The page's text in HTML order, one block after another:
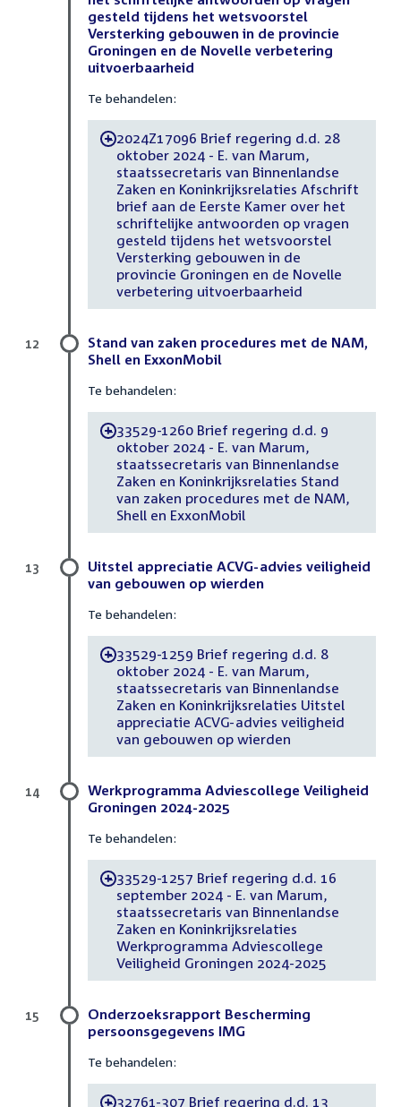
gesteld tijdens het wetsvoorstel
Versterking gebouwen in de provincie
Groningen en de Novelle verbetering
uitvoerbaarheid
Te behandelen:
-2024Z17096 Brief regering d.d. 28
oktober 2024 - E. van Marum,
staatssecretaris van Binnenlandse
Zaken en Koninkrijksrelaties Afschrift
brief aan de Eerste Kamer over het
schriftelijke antwoorden op vragen
gesteld tijdens het wetsvoorstel
Versterking gebouwen in de
provincie Groningen en de Novelle
verbetering uitvoerbaarheid
Stand van zaken procedures met de NAM,
Shell en ExxonMobil
Te behandelen:
-33529-1260 Brief regering d.d. 9
oktober 2024 - E. van Marum,
staatssecretaris van Binnenlandse
Zaken en Koninkrijksrelaties Stand
van zaken procedures met de NAM,
Shell en ExxonMobil
12
Uitstel appreciatie ACVG-advies veiligheid
van gebouwen op wierden
Te behandelen:
-33529-1259 Brief regering d.d. 8
oktober 2024 - E. van Marum,
staatssecretaris van Binnenlandse
Zaken en Koninkrijksrelaties Uitstel
appreciatie ACVG-advies veiligheid
van gebouwen op wierden
13
Werkprogramma Adviescollege Veiligheid
Groningen 2024-2025
Te behandelen:
-33529-1257 Brief regering d.d. 16
september 2024 - E. van Marum,
staatssecretaris van Binnenlandse
Zaken en Koninkrijksrelaties
Werkprogramma Adviescollege
Veiligheid Groningen 2024-2025
14
Onderzoeksrapport Bescherming
persoonsgegevens IMG
Te behandelen:
-32761-307 Brief regering d.d. 13
15